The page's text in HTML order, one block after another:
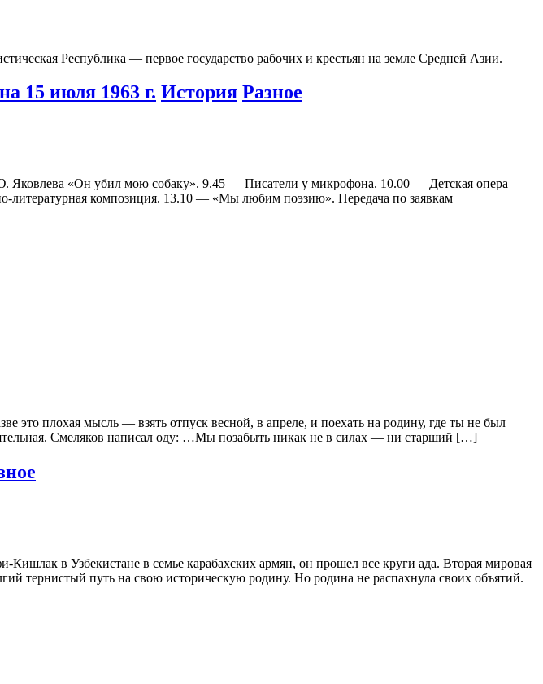
Республика — первое государство рабочих и крестьян на земле Средней Азии.
15 июля 1963 г. История Разное
«Он убил мою собаку». 9.45 — Писатели у микрофона. 10.00 — Детская опера
литературная композиция. 13.10 — «Мы любим поэзию». Передача по заявкам
это плохая мысль — взять отпуск весной, в апреле, и поехать на родину, где ты не был
Смеляков написал оду: …Мы позабыть никак не в силах — ни старший […]
в Узбекистане в семье карабахских армян, он прошел все круги ада. Вторая мировая
тернистый путь на свою историческую родину. Но родина не распахнула своих объятий.